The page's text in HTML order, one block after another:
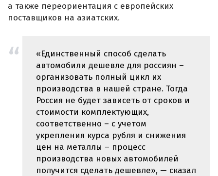
а также переориентация с европейских
поставщиков на азиатских.
«Единственный способ сделать
автомобили дешевле для россиян –
организовать полный цикл их
производства в нашей стране. Тогда
Россия не будет зависеть от сроков и
стоимости комплектующих,
соответственно – с учетом
укрепления курса рубля и снижения
цен на металлы – процесс
производства новых автомобилей
получится сделать дешевле», — сказал